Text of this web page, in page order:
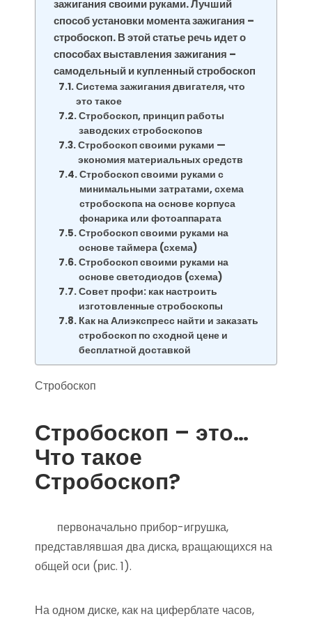
зажигания своими руками. Лучший
способ установки момента зажигания –
стробоскоп. В этой статье речь идет о
способах выставления зажигания –
самодельный и купленный стробоскоп
Система зажигания двигателя, что
это такое
Стробоскоп, принцип работы
заводских стробоскопов
Стробоскоп своими руками —
экономия материальных средств
Стробоскоп своими руками с
минимальными затратами, схема
стробоскопа на основе корпуса
фонарика или фотоаппарата
Стробоскоп своими руками на
основе таймера (схема)
Стробоскоп своими руками на
основе светодиодов (схема)
Совет профи: как настроить
изготовленные стробоскопы
Как на Алиэкспресс найти и заказать
стробоскоп по сходной цене и
бесплатной доставкой
Стробоскоп
Стробоскоп – это…
Что такое
Стробоскоп?
первоначально прибор-игрушка,
представлявшая два диска, вращающихся на
общей оси (рис. 1).
На одном диске, как на циферблате часов,